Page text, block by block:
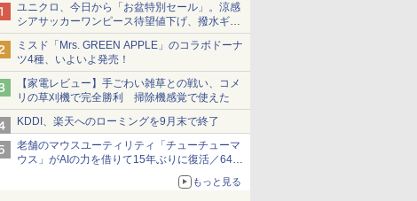
ユニクロ、今日から「お盆特別セール」。涼感
シアサッカーワンピース待望値下げ、撥水ギア
ショーツは1990円に
ミスド「Mrs. GREEN APPLE」のコラボドーナ
ツ4種、いよいよ発売！
【家電レビュー】手ごわい雑草との戦い、コメ
リの草刈機で完全勝利 掃除機感覚で使えた
KDDI、楽天へのローミングを9月末で終了
老舗のマウスユーティリティ「チューチューマ
ウス」がAIの力を借りて15年ぶりに復活／64bit
化、Windows 10/11、「Chrome」も走り回
る。復活記念で2026年末まで500円
もっと見る